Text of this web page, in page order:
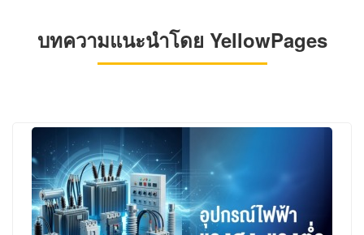
บทความแนะนำโดย YellowPages